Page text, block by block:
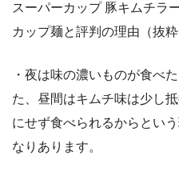
スーパーカップ 豚キムチラ
カップ麺と評判の理由（抜粋
・夜は味の濃いものが食べ
た、昼間はキムチ味は少し
にせず食べられるからとい
なりあります。